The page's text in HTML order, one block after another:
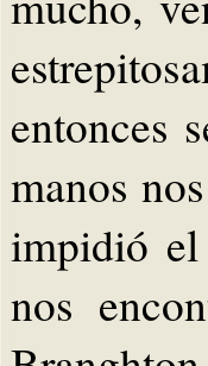
entonces
manos
impidió el
nos